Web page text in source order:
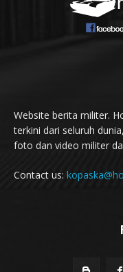
Website berita militer.
terkini dari seluruh
foto dan video militer
Contact us: